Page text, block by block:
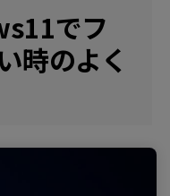
でフ
時のよく